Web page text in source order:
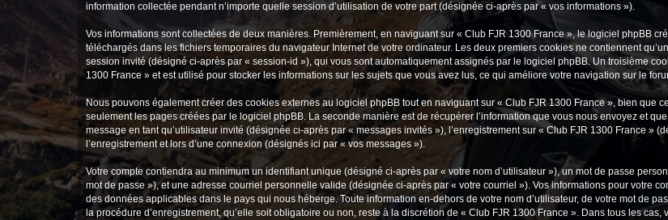
information collectée pendant n’importe quelle session d’utilisation de votre part (désignée ci-après par « vos informations »).
Vos informations sont collectées de deux manières. Premièrement, en naviguant sur « Club FJR 1300 France », le logiciel phpBB
téléchargés dans les fichiers temporaires du navigateur Internet de votre ordinateur. Les deux premiers cookies ne contiennent
session invité (désigné ci-après par « session-id »), qui vous sont automatiquement assignés par le logiciel phpBB. Un troisième
1300 France » et est utilisé pour stocker les informations sur les sujets que vous avez lus, ce qui améliore votre navigation sur le
Nous pouvons également créer des cookies externes au logiciel phpBB tout en naviguant sur « Club FJR 1300 France », bien que
seulement les pages créées par le logiciel phpBB. La seconde manière est de récupérer l’information que vous nous envoyez et
message en tant qu’utilisateur invité (désignée ci-après par « messages invités »), l’enregistrement sur « Club FJR 1300 France »
l’enregistrement et lors d’une connexion (désignés ici par « vos messages »).
Votre compte contiendra au minimum un identifiant unique (désigné ci-après par « votre nom d’utilisateur »), un mot de passe
mot de passe »), et une adresse courriel personnelle valide (désignée ci-après par « votre courriel »). Vos informations pour votre
des données applicables dans le pays qui nous héberge. Toute information en-dehors de votre nom d’utilisateur, de votre mot de
la procédure d’enregistrement, qu’elle soit obligatoire ou non, reste à la discrétion de « Club FJR 1300 France ». Dans tous les